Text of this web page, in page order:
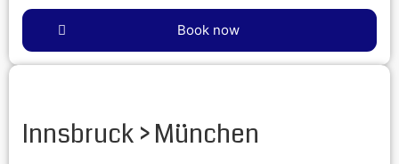
Book now
Innsbruck > München